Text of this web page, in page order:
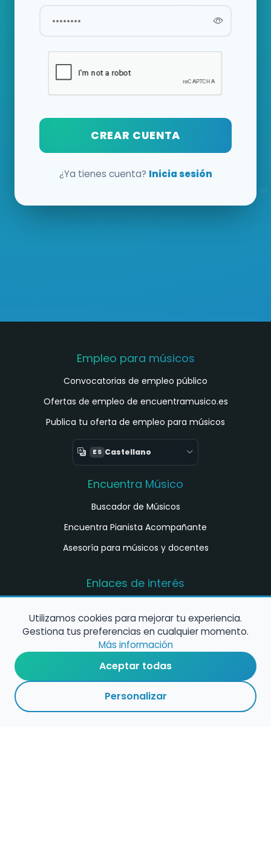
CREAR CUENTA
¿Ya tienes cuenta? Inicia sesión
Empleo para músicos
Convocatorias de empleo público
Ofertas de empleo de encuentramusico.es
Publica tu oferta de empleo para músicos
ES Castellano
Encuentra Músico
Buscador de Músicos
Encuentra Pianista Acompañante
Asesoría para músicos y docentes
Enlaces de interés
música en España
Configura alertas de empleo
Contacta con nosotros
Utilizamos cookies para mejorar tu experiencia.
Gestiona tus preferencias en cualquier momento.
Más información
Aceptar todas
Personalizar